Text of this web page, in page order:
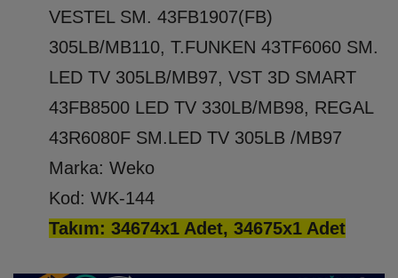
VESTEL SM. 43FB1907(FB)
305LB/MB110, T.FUNKEN 43TF6060 SM.
LED TV 305LB/MB97, VST 3D SMART
43FB8500 LED TV 330LB/MB98, REGAL
43R6080F SM.LED TV 305LB /MB97
Marka: Weko
Kod: WK-144
Takım: 34674x1 Adet, 34675x1 Adet